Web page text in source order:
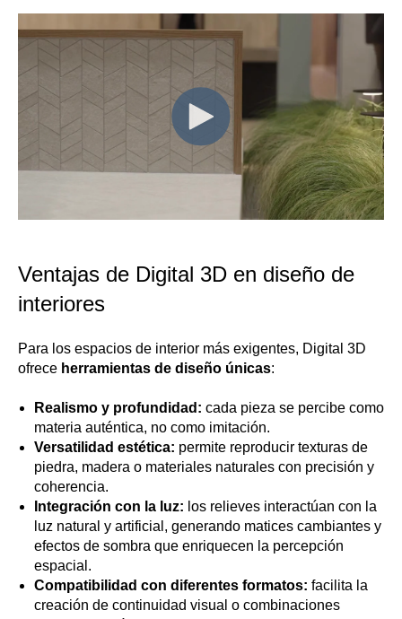
Ventajas de Digital 3D en diseño de
interiores
Para los espacios de interior más exigentes, Digital 3D
ofrece herramientas de diseño únicas:
Realismo y profundidad: cada pieza se percibe como
materia auténtica, no como imitación.
Versatilidad estética: permite reproducir texturas de
piedra, madera o materiales naturales con precisión y
coherencia.
Integración con la luz: los relieves interactúan con la
luz natural y artificial, generando matices cambiantes y
efectos de sombra que enriquecen la percepción
espacial.
Compatibilidad con diferentes formatos: facilita la
creación de continuidad visual o combinaciones